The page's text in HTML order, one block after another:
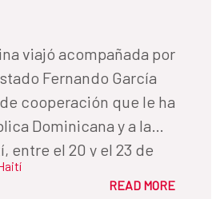
por
Fernando García
cooperación que le ha
Dominicana y a la
entre el 20 y el 23 de
pudo conocer de
READ MORE